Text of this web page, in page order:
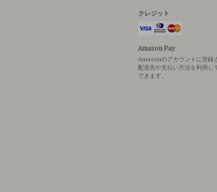
クレジット
Amazon Pay
Amazonのアカウントに登録
配送先や支払い方法を利用し
できます。